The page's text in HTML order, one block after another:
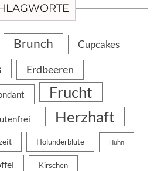
Brunch Cupcakes
Erdbeeren
Frucht
Herzhaft
Holunderblüte Huhn
Kirschen